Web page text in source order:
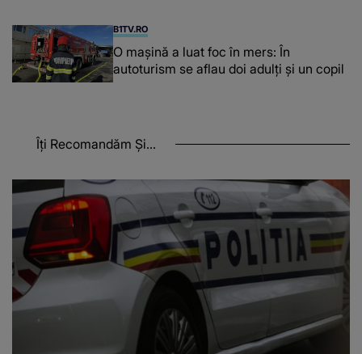
B1TV.RO
O maşină a luat foc în mers: În
autoturism se aflau doi adulți și un copil
Îți Recomandăm Și...